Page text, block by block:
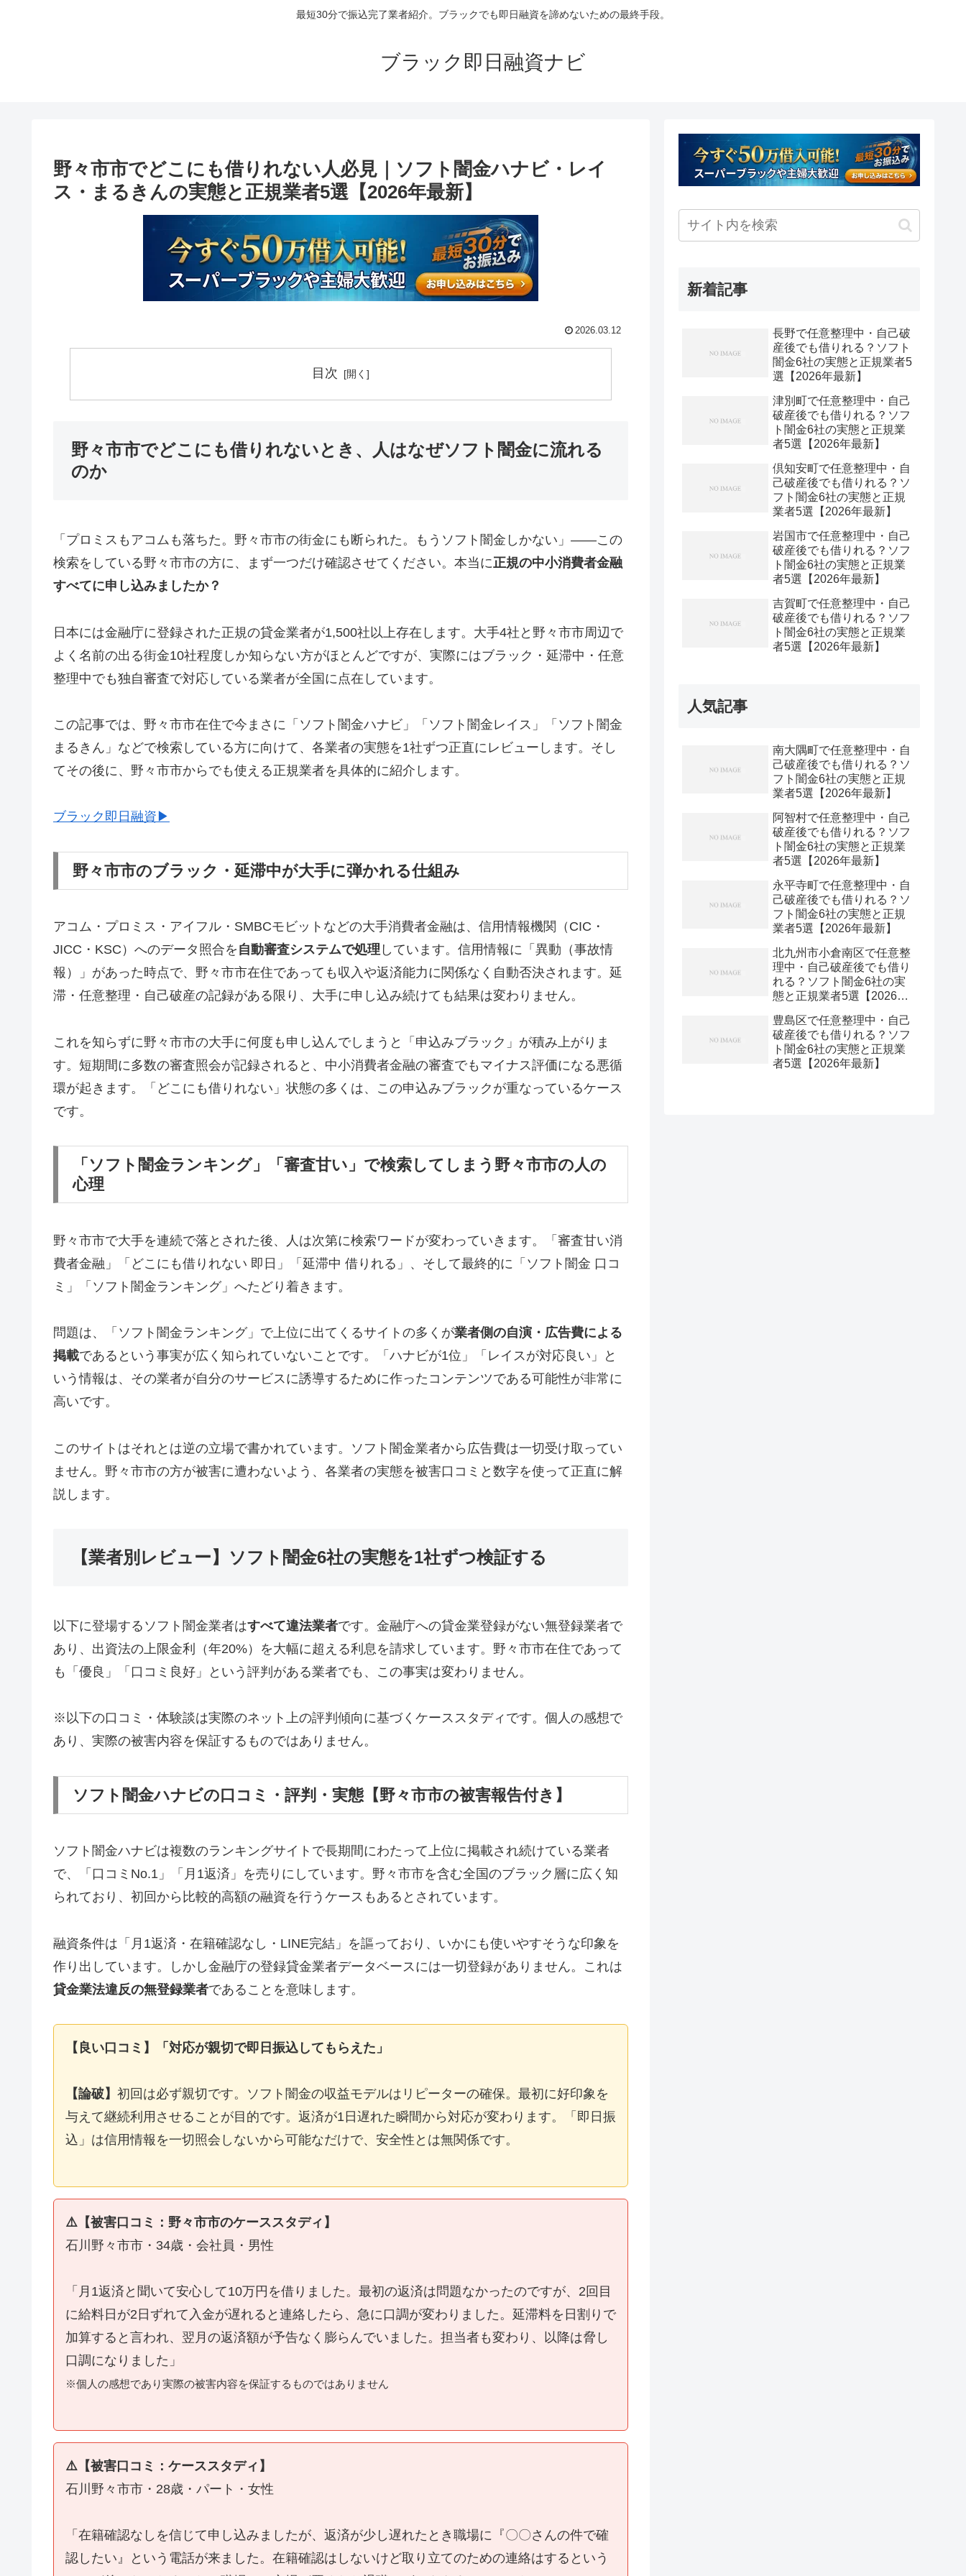
最短30分で振込完了業者紹介。ブラックでも即日融資を諦めないための最終手段。
ブラック即日融資ナビ
野々市市でどこにも借りれない人必見｜ソフト闇金ハナビ・レイ
ス・まるきんの実態と正規業者5選【2026年最新】
2026.03.12
目次
野々市市でどこにも借りれないとき、人はなぜソフト闇金に流れる
のか
「プロミスもアコムも落ちた。野々市市の街金にも断られた。もうソフト闇金しかない」——この
検索をしている野々市市の方に、まず一つだけ確認させてください。本当に正規の中小消費者金融
すべてに申し込みましたか？
日本には金融庁に登録された正規の貸金業者が1,500社以上存在します。大手4社と野々市市周辺で
よく名前の出る街金10社程度しか知らない方がほとんどですが、実際にはブラック・延滞中・任意
整理中でも独自審査で対応している業者が全国に点在しています。
この記事では、野々市市在住で今まさに「ソフト闇金ハナビ」「ソフト闇金レイス」「ソフト闇金
まるきん」などで検索している方に向けて、各業者の実態を1社ずつ正直にレビューします。そし
てその後に、野々市市からでも使える正規業者を具体的に紹介します。
ブラック即日融資▶
野々市市のブラック・延滞中が大手に弾かれる仕組み
アコム・プロミス・アイフル・SMBCモビットなどの大手消費者金融は、信用情報機関（CIC・
JICC・KSC）へのデータ照合を 自動審査システムで処理 しています。信用情報に「異動（事故情
報）」があった時点で、野々市市在住であっても収入や返済能力に関係なく自動否決されます。延
滞・任意整理・自己破産の記録がある限り、大手に申し込み続けても結果は変わりません。
これを知らずに野々市市の大手に何度も申し込んでしまうと「申込みブラック」が積み上がりま
す。短期間に多数の審査照会が記録されると、中小消費者金融の審査でもマイナス評価になる悪循
環が起きます。「どこにも借りれない」状態の多くは、この申込みブラックが重なっているケース
です。
「ソフト闇金ランキング」「審査甘い」で検索してしまう野々市市の人の
心理
野々市市で大手を連続で落とされた後、人は次第に検索ワードが変わっていきます。「審査甘い消
費者金融」「どこにも借りれない 即日」「延滞中 借りれる」、そして最終的に「ソフト闇金 口コ
ミ」「ソフト闇金ランキング」へたどり着きます。
問題は、「ソフト闇金ランキング」で上位に出てくるサイトの多くが業者側の自演・広告費による
掲載であるという事実が広く知られていないことです。「ハナビが1位」「レイスが対応良い」と
いう情報は、その業者が自分のサービスに誘導するために作ったコンテンツである可能性が非常に
高いです。
このサイトはそれとは逆の立場で書かれています。ソフト闇金業者から広告費は一切受け取ってい
ません。野々市市の方が被害に遭わないよう、各業者の実態を被害口コミと数字を使って正直に解
説します。
【業者別レビュー】ソフト闇金6社の実態を1社ずつ検証する
以下に登場するソフト闇金業者はすべて違法業者です。金融庁への貸金業登録がない無登録業者で
あり、出資法の上限金利（年20%）を大幅に超える利息を請求しています。野々市市在住であって
も「優良」「口コミ良好」という評判がある業者でも、この事実は変わりません。
※以下の口コミ・体験談は実際のネット上の評判傾向に基づくケーススタディです。個人の感想で
あり、実際の被害内容を保証するものではありません。
ソフト闇金ハナビの口コミ・評判・実態【野々市市の被害報告付き】
ソフト闇金ハナビは複数のランキングサイトで長期間にわたって上位に掲載され続けている業者
で、「口コミNo.1」「月1返済」を売りにしています。野々市市を含む全国のブラック層に広く知
られており、初回から比較的高額の融資を行うケースもあるとされています。
融資条件は「月1返済・在籍確認なし・LINE完結」を謳っており、いかにも使いやすそうな印象を
作り出しています。しかし金融庁の登録貸金業者データベースには一切登録がありません。これは
貸金業法違反の無登録業者であることを意味します。
【良い口コミ】「対応が親切で即日振込してもらえた」
【論破】 初回は必ず親切です。ソフト闇金の収益モデルはリピーターの確保。最初に好印象を
与えて継続利用させることが目的です。返済が1日遅れた瞬間から対応が変わります。「即日振
込」は信用情報を一切照会しないから可能なだけで、安全性とは無関係です。
⚠️【被害口コミ：野々市市のケーススタディ】
石川野々市市・34歳・会社員・男性
「月1返済と聞いて安心して10万円を借りました。最初の返済は問題なかったのですが、2回目
に給料日が2日ずれて入金が遅れると連絡したら、急に口調が変わりました。延滞料を日割りで
加算すると言われ、翌月の返済額が予告なく膨らんでいました。担当者も変わり、以降は脅し
口調になりました」
※個人の感想であり実際の被害内容を保証するものではありません
⚠️【被害口コミ：ケーススタディ】
石川野々市市・28歳・パート・女性
「在籍確認なしを信じて申し込みましたが、返済が少し遅れたとき職場に『〇〇さんの件で確
認したい』という電話が来ました。在籍確認はしないけど取り立てのための連絡はするという
新着記事
長野で任意整理中・自己破
産後でも借りれる？ソフト
闇金6社の実態と正規業者5
選【2026年最新】
津別町で任意整理中・自己
破産後でも借りれる？ソフ
ト闇金6社の実態と正規業
者5選【2026年最新】
倶知安町で任意整理中・自
己破産後でも借りれる？ソ
フト闇金6社の実態と正規
業者5選【2026年最新】
岩国市で任意整理中・自己
破産後でも借りれる？ソフ
ト闇金6社の実態と正規業
者5選【2026年最新】
吉賀町で任意整理中・自己
破産後でも借りれる？ソフ
ト闇金6社の実態と正規業
者5選【2026年最新】
人気記事
南大隅町で任意整理中・自
己破産後でも借りれる？ソ
フト闇金6社の実態と正規
業者5選【2026年最新】
阿智村で任意整理中・自己
破産後でも借りれる？ソフ
ト闇金6社の実態と正規業
者5選【2026年最新】
永平寺町で任意整理中・自
己破産後でも借りれる？ソ
フト闇金6社の実態と正規
業者5選【2026年最新】
北九州市小倉南区で任意整
理中・自己破産後でも借り
れる？ソフト闇金6社の実
態と正規業者5選【2026年
豊島区で任意整理中・自己
破産後でも借りれる？ソフ
ト闇金6社の実態と正規業
者5選【2026年最新】